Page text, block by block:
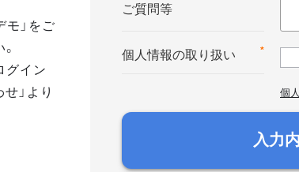
」をご
グイン
」より
ご質問等
*
個人情報の取り扱い
個
入力